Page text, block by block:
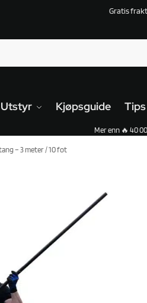
Gratis
Utstyr Kjøpsguide
Mer enn 🔥 40
– 3 meter / 10 fot